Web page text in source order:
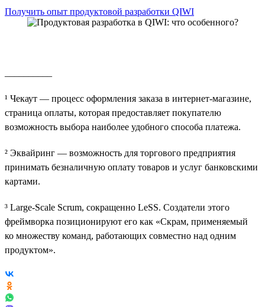
Получить опыт продуктовой разработки QIWI
¹ Чекаут — процесс оформления заказа в интернет-магазине,
страница оплаты, которая предоставляет покупателю
возможность выбора наиболее удобного способа платежа.
² Эквайринг — возможность для торгового предприятия
принимать безналичную оплату товаров и услуг банковскими
картами.
³ Large-Scale Scrum, сокращенно LeSS. Создатели этого
фреймворка позиционируют его как «Скрам, применяемый
ко множеству команд, работающих совместно над одним
продуктом».